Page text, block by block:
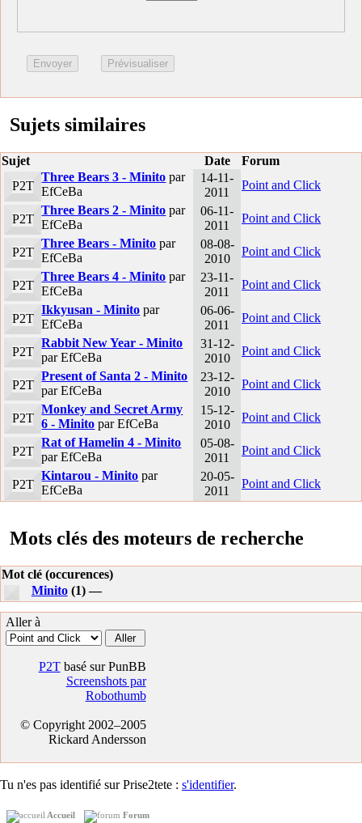
Sujets similaires
Sujet Date
Forum
P2T
Three Bears 3 - Minito par
EfCeBa
14-11-
2011
Point and Click
P2T
Three Bears 2 - Minito par
EfCeBa
06-11-
2011
Point and Click
P2T
Three Bears - Minito par
EfCeBa
08-08-
2010
Point and Click
P2T
Three Bears 4 - Minito par
EfCeBa
23-11-
2011
Point and Click
P2T
Ikkyusan - Minito par
EfCeBa
06-06-
2011
Point and Click
P2T
Rabbit New Year - Minito
par EfCeBa
31-12-
2010
Point and Click
P2T
Present of Santa 2 - Minito
par EfCeBa
23-12-
2010
Point and Click
P2T
Monkey and Secret Army
6 - Minito par EfCeBa
15-12-
2010
Point and Click
P2T
Rat of Hamelin 4 - Minito
par EfCeBa
05-08-
2011
Point and Click
P2T
Kintarou - Minito par
EfCeBa
20-05-
2011
Point and Click
Mots clés des moteurs de recherche
Mot clé (occurences)
Minito(1) —
Aller à
P2Tbasé sur PunBB
Screenshots par
Robothumb
© Copyright 2002–2005
Rickard Andersson
Tu n'es pas identifié sur Prise2tete : s'identifier.
Accueil Forum